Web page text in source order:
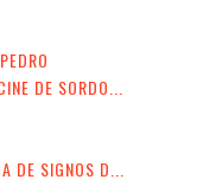
DE SORDO...
DE SIGNOS D...